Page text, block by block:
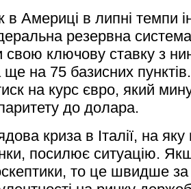
в Америці в липні темпи
резервна
свою ключову ставку з
ще на 75 базисних
на курс євро, який
до долара.
криза в Італії, на
посилює ситуацію.
то це швидше